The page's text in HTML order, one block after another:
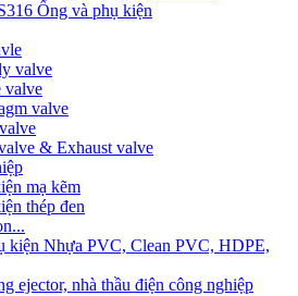
Ống và phụ kiện
valve
valve
valve
& Exhaust valve
mạ kẽm
thép đen
kiện Nhựa PVC, Clean PVC, HDPE,
ejector, nhà thầu điện công nghiệp